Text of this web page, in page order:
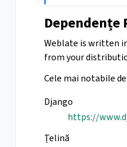
Dependențe
Weblate is written
from your
Cele mai notabile
Django
https://
Țelină